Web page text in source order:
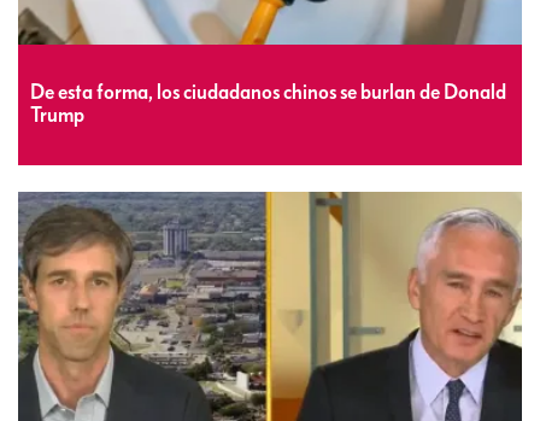
De esta forma, los ciudadanos chinos se burlan de Donald
Trump